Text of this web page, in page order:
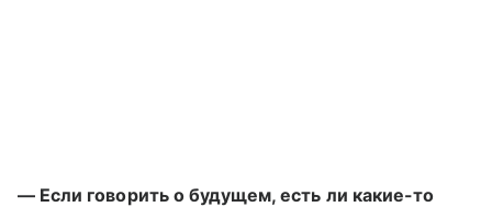
— Если говорить о будущем, есть ли какие-то